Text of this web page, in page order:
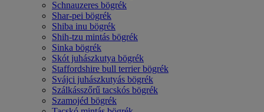
Schnauzeres bögrék
Shar-pei bögrék
Shiba inu bögrék
Shih-tzu mintás bögrék
Sinka bögrék
Skót juhászkutya bögrék
Staffordshire bull terrier bögrék
Svájci juhászkutyás bögrék
Szálkásszőrű tacskós bögrék
Szamojéd bögrék